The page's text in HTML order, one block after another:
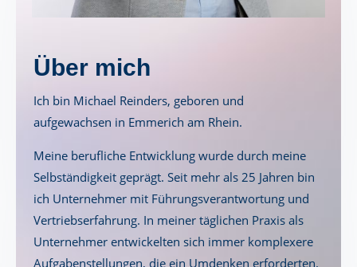
Über mich
Ich bin Michael Reinders, geboren und
aufgewachsen in Emmerich am Rhein.
Meine berufliche Entwicklung wurde durch meine
Selbständigkeit geprägt. Seit mehr als 25 Jahren bin
ich Unternehmer mit Führungsverantwortung und
Vertriebserfahrung. In meiner täglichen Praxis als
Unternehmer entwickelten sich immer komplexere
Aufgabenstellungen, die ein Umdenken erforderten.